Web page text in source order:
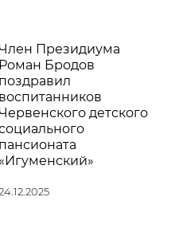
Член Президиума
Роман Бродов
поздравил
воспитанников
Червенского детского
пансионата
«Игуменский»